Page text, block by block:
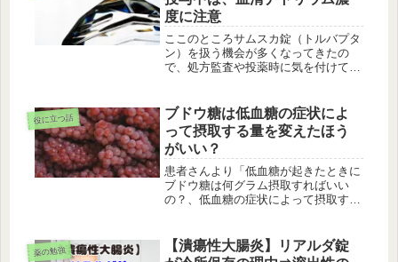
で...
度に注意
ここのところサムスカ錠（トルバプタ
ン）を扱う機会が多くなってきたの
で、処方監査や投薬時に気を付けてお
記載されているのと、過去に使用上の
注意の改訂があったり、高齢患者の家
族さ...
役に立つ話
ブドウ糖は低血糖の症状によ
って摂取する量を変えたほう
がいい？
患者さんより「低血糖が起きたときに
ブドウ糖は何グラム摂取すればいい
の？、低血糖の症状によって摂取する
局で渡しているブドウ糖は、1包に2錠
（5ｇ）が入ったものを渡していまし
薬の勉強
【潰瘍性大腸炎】リアルダ錠